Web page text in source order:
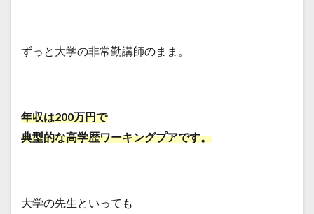
ずっと大学の非常勤講師のまま。
年収は200万円で
典型的な高学歴ワーキングプアです。
大学の先生といっても